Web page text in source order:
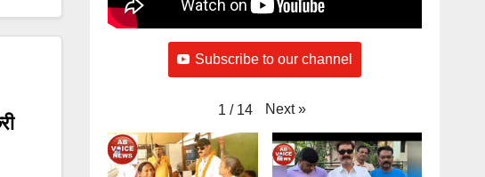
Subscribe to our channel
1 / 14 Next »